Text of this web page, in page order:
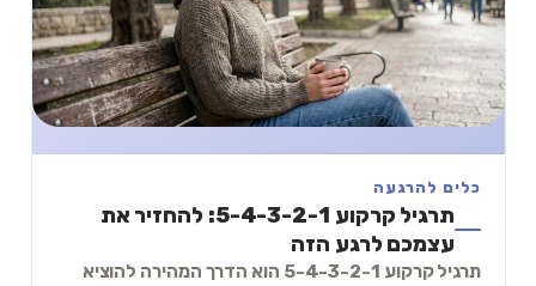
כלים להרגעה
תרגיל קרקוע 5-4-3-2-1: להחזיר את
עצמכם לרגע הזה
תרגיל קרקוע 5-4-3-2-1 הוא הדרך המהירה להוציא